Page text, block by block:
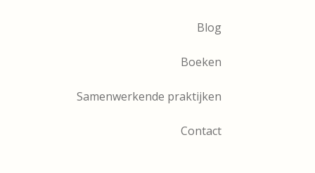
Blog
Boeken
Samenwerkende praktijken
Contact